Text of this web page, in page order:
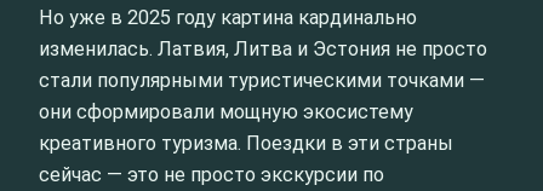
Но уже в 2025 году картина кардинально
изменилась. Латвия, Литва и Эстония не просто
стали популярными туристическими точками —
они сформировали мощную экосистему
креативного туризма. Поездки в эти страны
сейчас — это не просто экскурсии по